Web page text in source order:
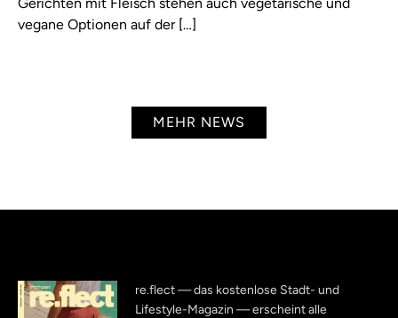
vegane Optionen auf der […]
MEHR NEWS
re.flect — das kostenlose Stadt- und
Lifestyle-Magazin — erscheint alle